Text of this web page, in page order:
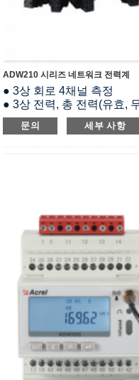
ADW210 시리즈 네트워크 전력계
● 3상 회로 4채널 측정
● 3상 전력, 총 전력(유효,
kvarh, Hz, cosø, 영상 전류
형도 등을 측정합니다.
● 200개의 이벤트 기록,
● 과전압, 과전류, 결상, DI
● 정확도 : 0.5등급
● 12채널 스위칭 입력+4채
● 12비트 섹션 LCD 디스플
● 12채널 외부 NTC 온도
● 정격전압 : 3×220/380V
● 정격전류 : 5A(2차변압),
문의 세부 사항